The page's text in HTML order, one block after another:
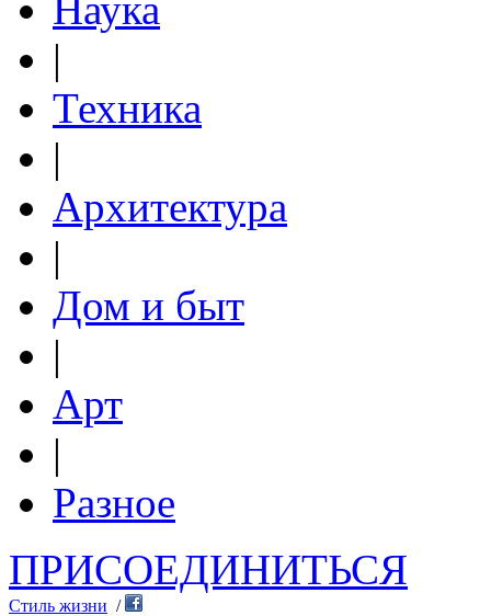
|
Техника
|
Архитектура
|
Дом и быт
|
Арт
|
Разное
ПРИСОЕДИНИТЬСЯ
Стиль жизни /